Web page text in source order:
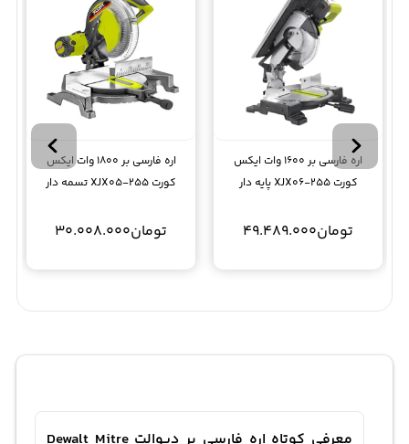
اره فارسی بر 1600 وات ایکس
کورت XJX06-255 پایه دار
تومان49.489.000
اره فارسی بر 1800 وات ایکس
کورت XJX05-255 تسمه دار
تومان30.008.000